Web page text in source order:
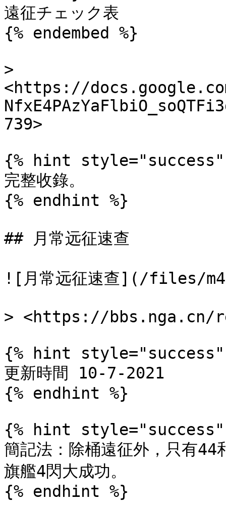
遠征チェック表
{% endembed %}
>
<https://
739>
{% hint style="success"
完整收錄。
{% endhint %}
## 月常远征速查
![月常远征速查](/files/
> <https://bbs.nga.cn/
{% hint style="success"
更新時間 10-7-2021
{% endhint %}
{% hint style="success"
簡記法：除桶遠征外，只有44
旗艦4閃大成功。
{% endhint %}